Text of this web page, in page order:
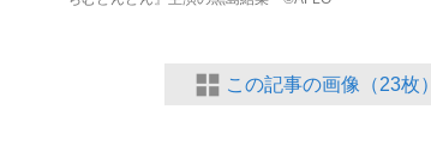
この記事の画像（23枚）